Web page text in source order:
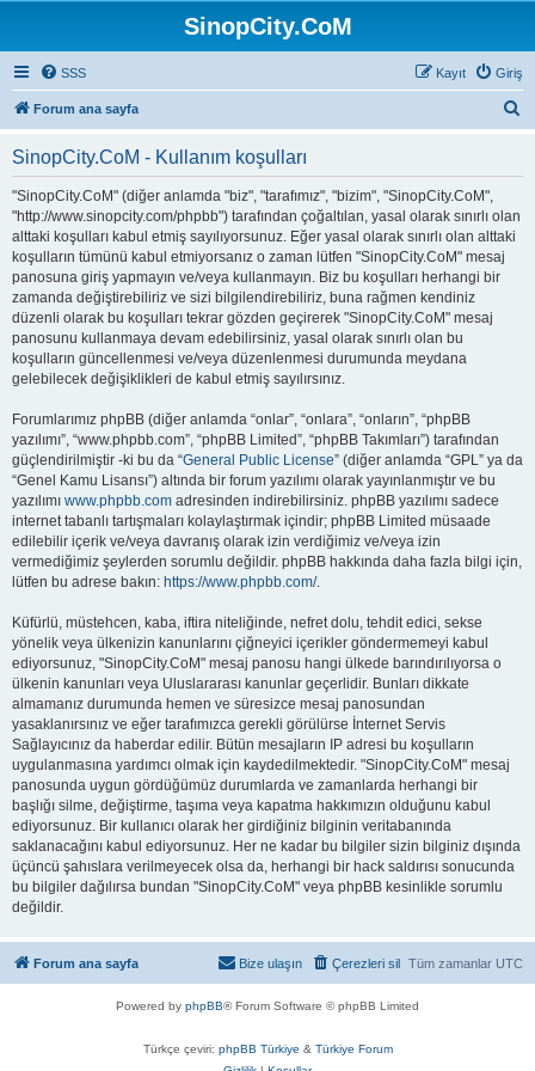
SinopCity.CoM
SSS Giriş
Kayıt
Forum ana sayfa
SinopCity.CoM - Kullanım koşulları
"SinopCity.CoM" (diğer anlamda "biz", "tarafımız", "bizim", "SinopCity.CoM",
"http://www.sinopcity.com/phpbb") tarafından çoğaltılan, yasal olarak sınırlı olan
alttaki koşulları kabul etmiş sayılıyorsunuz. Eğer yasal olarak sınırlı olan alttaki
koşulların tümünü kabul etmiyorsanız o zaman lütfen "SinopCity.CoM" mesaj
panosuna giriş yapmayın ve/veya kullanmayın. Biz bu koşulları herhangi bir
zamanda değiştirebiliriz ve sizi bilgilendirebiliriz, buna rağmen kendiniz
düzenli olarak bu koşulları tekrar gözden geçirerek "SinopCity.CoM" mesaj
panosunu kullanmaya devam edebilirsiniz, yasal olarak sınırlı olan bu
koşulların güncellenmesi ve/veya düzenlenmesi durumunda meydana
gelebilecek değişiklikleri de kabul etmiş sayılırsınız.
Forumlarımız phpBB (diğer anlamda “onlar”, “onlara”, “onların”, “phpBB
yazılımı”, “www.phpbb.com”, “phpBB Limited”, “phpBB Takımları”) tarafından
güçlendirilmiştir -ki bu da “General Public License” (diğer anlamda “GPL” ya da
“Genel Kamu Lisansı”) altında bir forum yazılımı olarak yayınlanmıştır ve bu
yazılımı www.phpbb.com adresinden indirebilirsiniz. phpBB yazılımı sadece
internet tabanlı tartışmaları kolaylaştırmak içindir; phpBB Limited müsaade
edilebilir içerik ve/veya davranış olarak izin verdiğimiz ve/veya izin
vermediğimiz şeylerden sorumlu değildir. phpBB hakkında daha fazla bilgi için,
lütfen bu adrese bakın: https://www.phpbb.com/.
Küfürlü, müstehcen, kaba, iftira niteliğinde, nefret dolu, tehdit edici, sekse
yönelik veya ülkenizin kanunlarını çiğneyici içerikler göndermemeyi kabul
ediyorsunuz, "SinopCity.CoM" mesaj panosu hangi ülkede barındırılıyorsa o
ülkenin kanunları veya Uluslararası kanunlar geçerlidir. Bunları dikkate
almamanız durumunda hemen ve süresizce mesaj panosundan
yasaklanırsınız ve eğer tarafımızca gerekli görülürse İnternet Servis
Sağlayıcınız da haberdar edilir. Bütün mesajların IP adresi bu koşulların
uygulanmasına yardımcı olmak için kaydedilmektedir. "SinopCity.CoM" mesaj
panosunda uygun gördüğümüz durumlarda ve zamanlarda herhangi bir
başlığı silme, değiştirme, taşıma veya kapatma hakkımızın olduğunu kabul
ediyorsunuz. Bir kullanıcı olarak her girdiğiniz bilginin veritabanında
saklanacağını kabul ediyorsunuz. Her ne kadar bu bilgiler sizin bilginiz dışında
üçüncü şahıslara verilmeyecek olsa da, herhangi bir hack saldırısı sonucunda
bu bilgiler dağılırsa bundan "SinopCity.CoM" veya phpBB kesinlikle sorumlu
değildir.
Forum ana sayfa Tüm zamanlar UTC
Çerezleri sil
Bize ulaşın
Powered by phpBB® Forum Software © phpBB Limited
Türkçe çeviri: phpBB Türkiye & Türkiye Forum